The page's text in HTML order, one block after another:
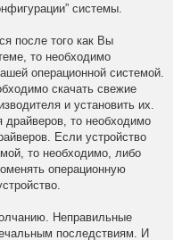
системы.
после того как Вы
то необходимо
операционной системой.
скачать свежие
и установить их.
драйверов, то необходимо
Если устройство
то необходимо, либо
операционную
Неправильные
последствиям. И